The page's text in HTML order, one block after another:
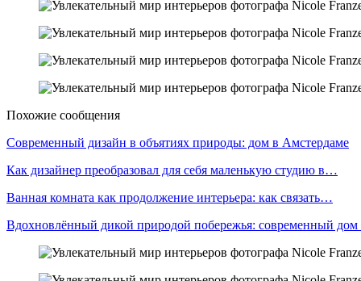
Похожие сообщения
Современный дизайн в объятиях природы: дом в Амстердаме
Как дизайнер преобразовал для себя маленькую студию в…
Ванная комната как продолжение интерьера: как связать…
Вдохновлённый дикой природой побережья: современный